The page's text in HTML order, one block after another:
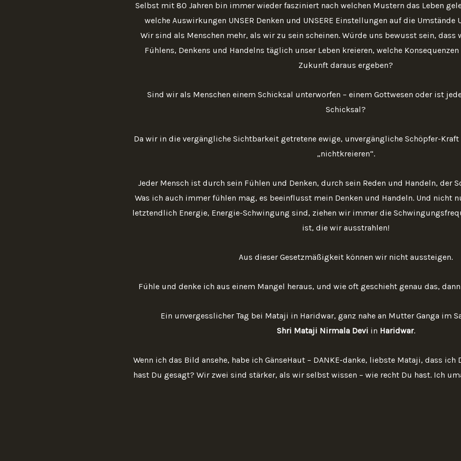
Selbst mit 80 Jahren bin immer wieder fasziniert nach welchen Mustern das Leben
welche Auswirkungen UNSER Denken und UNSERE Einstellungen auf die Umstände
Wir sind als Menschen mehr, als wir zu sein scheinen. Würde uns bewusst sein,
Fühlens, Denkens und Handelns täglich unser Leben kreieren, welche
Zukunft daraus ergeben?
Sind wir als Menschen einem Schicksal unterworfen – einem Gottwesen oder ist
Schicksal?
Da wir in die vergängliche Sichtbarkeit getretene ewige, unvergängliche Schöpfer-
„nichtkreieren“.
Jeder Mensch ist durch sein Fühlen und Denken, durch sein Reden und Handeln, der
Was ich auch immer fühlen mag, es beeinflusst mein Denken und Handeln. Und nicht
letztendlich Energie, Energie-Schwingung sind, ziehen wir immer die
ist, die wir ausstrahlen!
Aus dieser Gesetzmäßigkeit können wir nicht aussteigen.
Fühle und denke ich aus einem Mangel heraus, und wie oft geschieht genau das,
Ein unvergesslicher Tag bei Mataji in Haridwar, ganz nahe an Mutter Ganga im
Shri Mataji Nirmala Devi in Haridwar.
Wenn ich das Bild ansehe, habe ich GänseHaut – DANKE-danke, liebste Mataji, dass ich
hast Du gesagt? Wir zwei sind stärker, als wir selbst wissen – wie recht Du hast. Ich